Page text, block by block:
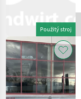
Použitý stroj